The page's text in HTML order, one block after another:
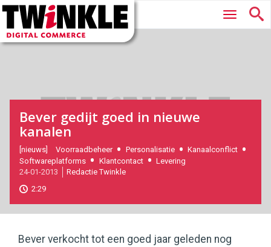
Twinkle
Digital
Commerce
Hoofdmenu
Bever gedijt goed in nieuwe
kanalen
2013-
01-
24T15:05:00
2017-
11-
08
[nieuws] Voorraadbeheer Personalisatie
Kanaalconflict
Softwareplatforms
Klantcontact
Levering
24-01-2013
Redactie Twinkle
2:29
Bever verkocht tot een goed jaar geleden nog